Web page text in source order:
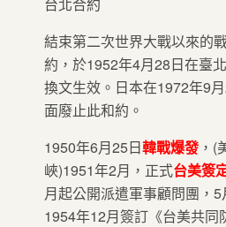
結束第二次世界大戰以來的
約，於1952年4月28日在臺
換文生效。日本在1972年9
面廢止此和約。
1950年6月25日韓戰爆發 ，(
峽)1951年2月，正式台美簽
月起公開派遣軍事顧問團，
1954年12月簽訂《台美共同